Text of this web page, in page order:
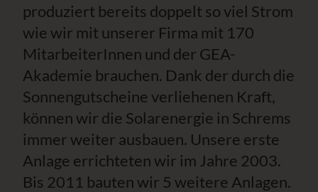
produziert bereits doppelt so viel Strom
wie wir mit unserer Firma mit 170
MitarbeiterInnen und der GEA-
Akademie brauchen. Dank der durch die
Sonnengutscheine verliehenen Kraft,
können wir die Solarenergie in Schrems
immer weiter ausbauen. Unsere erste
Anlage errichteten wir im Jahre 2003.
Bis 2011 bauten wir 5 weitere Anlagen.